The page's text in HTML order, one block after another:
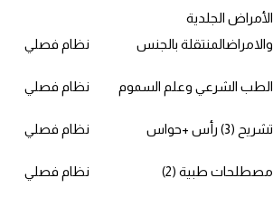
الأمراض الجلدية
والامراضالمنتقلة بالجنس
نظام فصلي
الطب الشرعي وعلم السموم نظام فصلي
تشريح (3) رأس +حواس نظام فصلي
مصطلحات طبية (2) نظام فصلي